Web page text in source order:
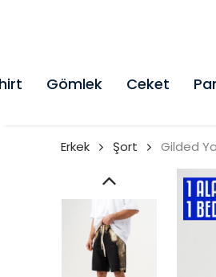
Gömlek Ceket
Erkek Şort Gilded